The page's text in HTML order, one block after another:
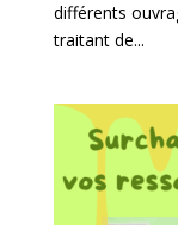
différents
traitant de...